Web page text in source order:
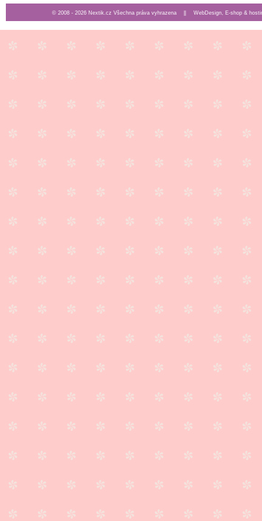
© 2008 - 2026 Nextik.cz Všechna práva vyhrazena || WebDesign, E-shop &